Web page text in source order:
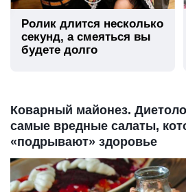
Ролик длится несколько
секунд, а смеяться вы
будете долго
Коварный майонез.
самые вредные салаты,
«подрывают» здоровье